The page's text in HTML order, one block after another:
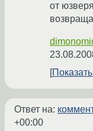
от
Ответ на:
+00:00